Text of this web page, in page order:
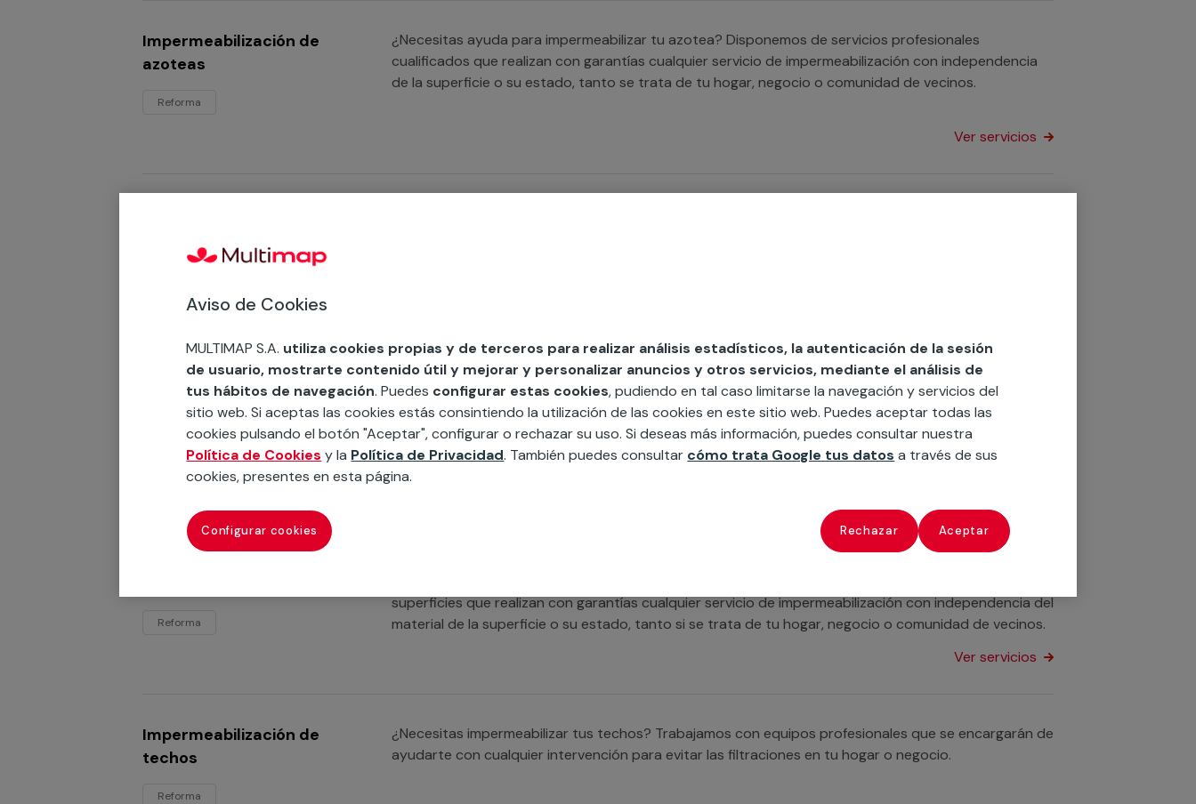
Impermeabilización de
azoteas
Reforma
¿Necesitas ayuda para impermeabilizar tu azotea? Disponemos de servicios profesionales
cualificados que realizan con garantías cualquier servicio de impermeabilización con independencia
de la superficie o su estado, tanto se trata de tu hogar, negocio o comunidad de vecinos.
Ver servicios
Impermeabilización de
piscinas
Reforma
¿Buscas a alguien que te ayude con la impermeabilización de piscinas? Contamos con equipos de
expertos en la materia que cubrirán cualquier necesidad en la impermeabilización de piscinas de
hormigón o de cualquier otro tipo.
Reforma
superficies que realizan con garantías cualquier servicio de impermeabilización con independencia del
material de la superficie o su estado, tanto si se trata de tu hogar, negocio o comunidad de vecinos.
Ver servicios
Impermeabilización de
techos
Reforma
¿Necesitas impermeabilizar tus techos? Trabajamos con equipos profesionales que se encargarán de
ayudarte con cualquier intervención para evitar las filtraciones en tu hogar o negocio.
Aviso de Cookies
MULTIMAP S.A. utiliza cookies propias y de terceros para realizar análisis estadísticos, la autenticación de la sesión
de usuario, mostrarte contenido útil y mejorar y personalizar anuncios y otros servicios, mediante el análisis de
tus hábitos de navegación. Puedes configurar estas cookies, pudiendo en tal caso limitarse la navegación y servicios del
sitio web. Si aceptas las cookies estás consintiendo la utilización de las cookies en este sitio web. Puedes aceptar todas las
cookies pulsando el botón "Aceptar", configurar o rechazar su uso. Si deseas más información, puedes consultar nuestra
Política de Cookies y la Política de Privacidad. También puedes consultar cómo trata Google tus datos a través de sus
cookies, presentes en esta página.
Configurar cookies Rechazar Aceptar